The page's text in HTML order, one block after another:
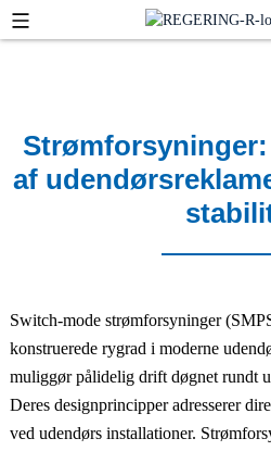
af
Switch-mode strømforsyninger
konstruerede rygrad i moderne
muliggør pålidelig drift døgnet rundt
Deres designprincipper adresserer
ved udendørs installationer.